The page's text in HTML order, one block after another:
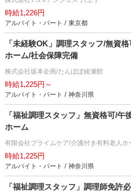
時給1,226円
アルバイト・パート / 東京都
「未経験OK」調理スタッフ/無資
ホーム/社会保障完備
株式会社坂本企画/たんぽぽ綾瀬館
時給1,225円～
アルバイト・パート / 神奈川県
「福祉調理スタッフ」無資格可/午
ホーム
有限会社プライムケア/介護付き有料老人ホ
時給1,225円
アルバイト・パート / 神奈川県
「福祉調理スタッフ」調理師免許